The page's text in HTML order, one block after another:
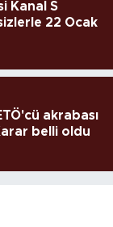
Kanal S
22 Ocak
akrabası
belli oldu